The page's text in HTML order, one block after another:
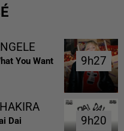
You Want 9h27
9h27
Dai 9h20
9h20